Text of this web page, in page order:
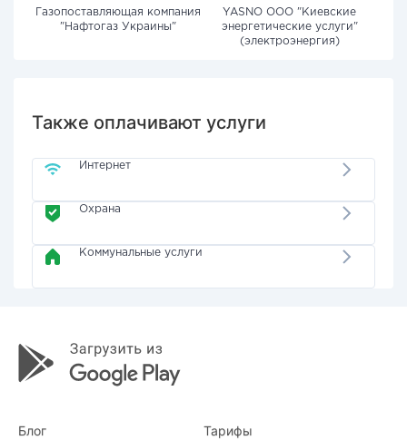
Газопоставляющая компания
"Нафтогаз Украины"
YASNO OOO "Киевские
энергетические услуги"
(электроэнергия)
Также оплачивают услуги
Интернет
Охрана
Коммунальные услуги
Блог Тарифы